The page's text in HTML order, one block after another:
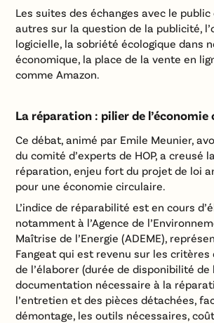
Les suites des échanges avec le
autres sur la question de la publicité,
logicielle, la sobriété écologique dans
économique, la place de la vente en
comme Amazon.
La réparation : pilier de
Ce débat, animé par Emile Meunier,
du comité d’experts de HOP, a creusé
réparation, enjeu fort du projet de loi
pour une économie circulaire.
L’indice de réparabilité est en cours
notamment à l’Agence de
Maîtrise de l’Energie (ADEME),
Fangeat qui est revenu sur les
de l’élaborer (durée de disponibilité de
documentation nécessaire à la
l’entretien et des pièces détachées,
démontage, les outils nécessaires,